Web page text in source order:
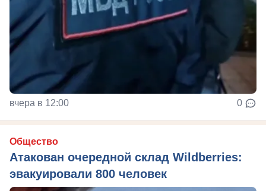
вчера в 12:00 0
Общество
Атакован очередной склад Wildberries:
эвакуировали 800 человек